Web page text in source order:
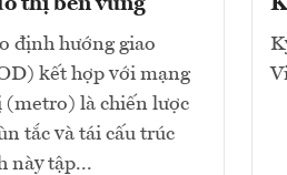
định hướng giao
kết hợp với mạng
(metro) là chiến lược
tắc và tái cấu trúc
này tập...